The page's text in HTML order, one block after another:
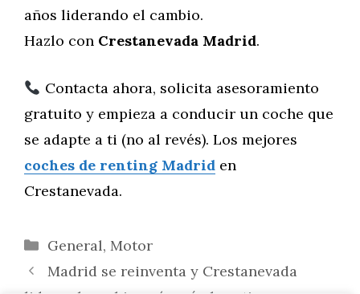
años liderando el cambio.
Hazlo con Crestanevada Madrid.
Contacta ahora, solicita asesoramiento
gratuito y empieza a conducir un coche que
se adapte a ti (no al revés). Los mejores
coches de renting Madrid en
Crestanevada.
Categorías
General, Motor
Madrid se reinventa y Crestanevada